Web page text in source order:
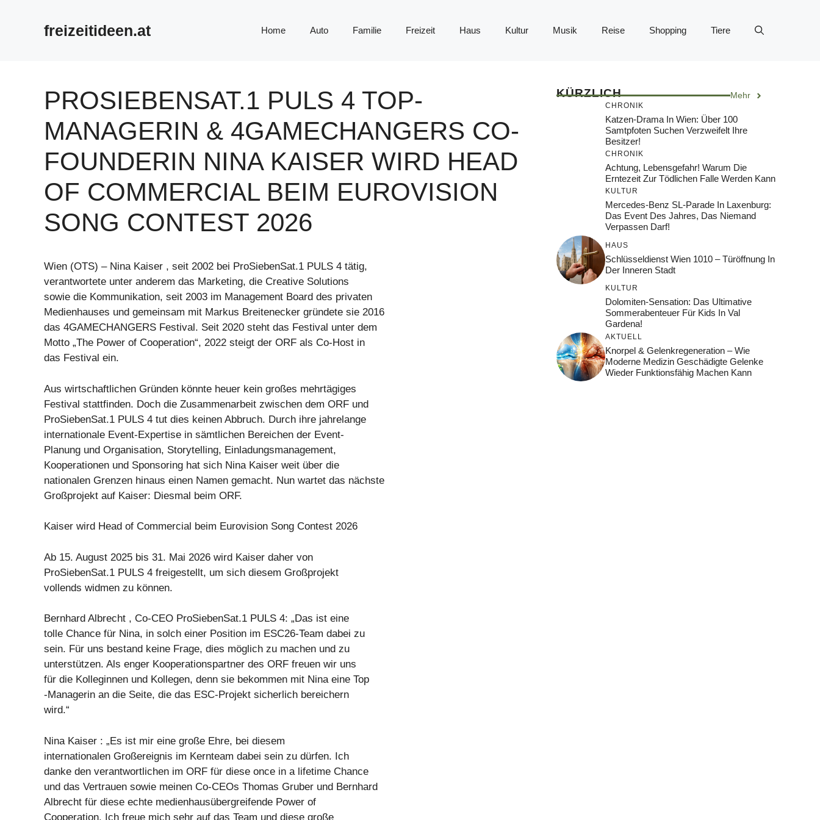
freizeitideen.at Home Auto Familie Freizeit Haus Kultur Musik Reise Shopping Tiere
PROSIEBENSAT.1 PULS 4 TOP-
MANAGERIN & 4GAMECHANGERS CO-
FOUNDERIN NINA KAISER WIRD HEAD
OF COMMERCIAL BEIM EUROVISION
SONG CONTEST 2026
Wien (OTS) – Nina Kaiser , seit 2002 bei ProSiebenSat.1 PULS 4 tätig,
verantwortete unter anderem das Marketing, die Creative Solutions
sowie die Kommunikation, seit 2003 im Management Board des privaten
Medienhauses und gemeinsam mit Markus Breitenecker gründete sie 2016
das 4GAMECHANGERS Festival. Seit 2020 steht das Festival unter dem
Motto „The Power of Cooperation“, 2022 steigt der ORF als Co-Host in
das Festival ein.
Aus wirtschaftlichen Gründen könnte heuer kein großes mehrtägiges
Festival stattfinden. Doch die Zusammenarbeit zwischen dem ORF und
ProSiebenSat.1 PULS 4 tut dies keinen Abbruch. Durch ihre jahrelange
internationale Event-Expertise in sämtlichen Bereichen der Event-
Planung und Organisation, Storytelling, Einladungsmanagement,
Kooperationen und Sponsoring hat sich Nina Kaiser weit über die
nationalen Grenzen hinaus einen Namen gemacht. Nun wartet das nächste
Großprojekt auf Kaiser: Diesmal beim ORF.
Kaiser wird Head of Commercial beim Eurovision Song Contest 2026
Ab 15. August 2025 bis 31. Mai 2026 wird Kaiser daher von
ProSiebenSat.1 PULS 4 freigestellt, um sich diesem Großprojekt
vollends widmen zu können.
Bernhard Albrecht , Co-CEO ProSiebenSat.1 PULS 4: „Das ist eine
tolle Chance für Nina, in solch einer Position im ESC26-Team dabei zu
sein. Für uns bestand keine Frage, dies möglich zu machen und zu
unterstützen. Als enger Kooperationspartner des ORF freuen wir uns
für die Kolleginnen und Kollegen, denn sie bekommen mit Nina eine Top
-Managerin an die Seite, die das ESC-Projekt sicherlich bereichern
wird.“
Nina Kaiser : „Es ist mir eine große Ehre, bei diesem
internationalen Großereignis im Kernteam dabei sein zu dürfen. Ich
danke den verantwortlichen im ORF für diese once in a lifetime Chance
und das Vertrauen sowie meinen Co-CEOs Thomas Gruber und Bernhard
Albrecht für diese echte medienhausübergreifende Power of
Cooperation. Ich freue mich sehr auf das Team und diese große
KÜRZLICH Mehr
CHRONIK
Katzen-Drama In Wien: Über 100
Samtpfoten Suchen Verzweifelt Ihre
Besitzer!
CHRONIK
Achtung, Lebensgefahr! Warum Die
Erntezeit Zur Tödlichen Falle Werden Kann
KULTUR
Mercedes-Benz SL-Parade In Laxenburg:
Das Event Des Jahres, Das Niemand
Verpassen Darf!
HAUS
Schlüsseldienst Wien 1010 – Türöffnung In
Der Inneren Stadt
KULTUR
Dolomiten-Sensation: Das Ultimative
Sommerabenteuer Für Kids In Val
Gardena!
AKTUELL
Knorpel & Gelenkregeneration – Wie
Moderne Medizin Geschädigte Gelenke
Wieder Funktionsfähig Machen Kann